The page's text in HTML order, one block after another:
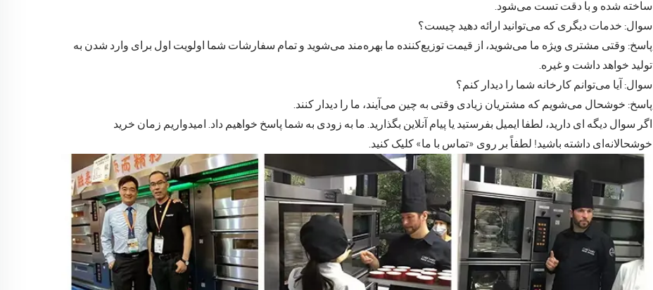
ساخته شده و با دقت تست می‌شود.
سوال: خدمات دیگری که می‌توانید ارائه دهید چیست؟
پاسخ: وقتی مشتری ویژه ما می‌شوید، از قیمت توزیع‌کننده ما بهره‌مند می‌شوید و تمام سفارشات شما اولویت اول برای وارد شدن به
تولید خواهد داشت و غیره.
سوال: آیا می‌توانم کارخانه شما را دیدار کنم؟
پاسخ: خوشحال می‌شویم که مشتریان زیادی وقتی به چین می‌آیند، ما را دیدار کنند.
اگر سوال دیگه ای دارید، لطفا ایمیل بفرستید یا پیام آنلاین بگذارید. ما به زودی به شما پاسخ خواهیم داد. امیدواریم زمان خرید
خوشحالانه‌ای داشته باشید! لطفاً بر روی «تماس با ما» کلیک کنید.